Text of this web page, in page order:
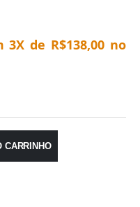
3X de R$138,00 no
CARRINHO